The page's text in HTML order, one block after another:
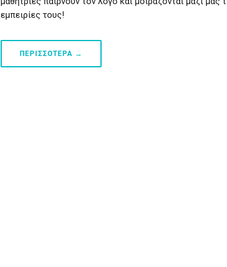
εμπειρίες τους!
ΠΕΡΙΣΣΟΤΕΡΑ →